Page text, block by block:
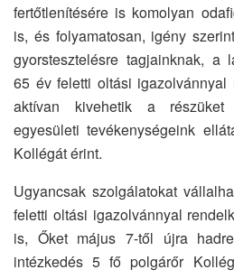
fertőtlenítésére is komolyan
is, és folyamatosan, igény
gyorstesztelésre tagjainknak, a
65 év feletti oltási
aktívan kivehetik a részüket
egyesületi tevékenységeink
Kollégát érint.
Ugyancsak szolgálatokat
feletti oltási igazolvánnyal
is, Őket május 7-től újra
intézkedés 5 fő polgárőr